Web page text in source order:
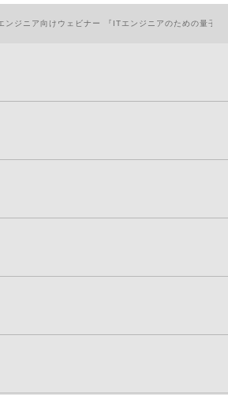
ンジニア向けウェビナー 『ITエンジニアのための量子